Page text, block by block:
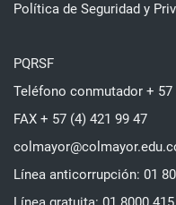
Política de Seguridad y
PQRSF
Teléfono conmutador + 57
FAX + 57 (4) 421 99 47
Línea anticorrupción: 01